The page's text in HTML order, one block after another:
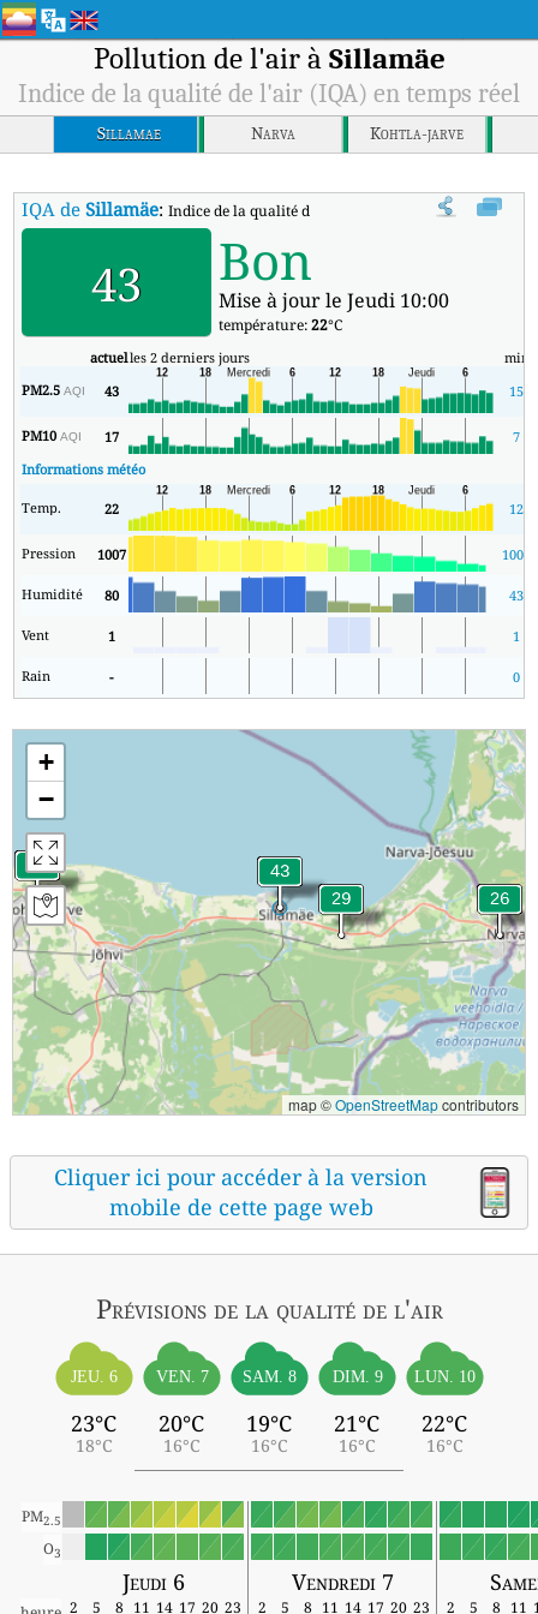
Pollution de l'air à Sillamäe
Indice de la qualité de l'air (IQA) en temps réel
Sillamae Narva Kohtla-jarve
IQA deSillamäe:Indice de la qualité de l'air (IQA) à Sillamäe en temps
43 Bon
Mise à jour le Jeudi 10:00
température:22°C
actuelles 2 derniers jours min
PM2.5AQI 43 15
PM10AQI 17
7
Informations météo
Temp. 22 12
Pression 1007 1007
Humidité 80 43
Vent 1 1
Rain - 0
+
−
map ©OpenStreetMapcontributors
Cliquer ici pour accéder à la version
mobile de cette page web
Prévisionsde la qualité de l'air
JEU. 6
23°C
18°C
VEN. 7
20°C
16°C
SAM. 8
19°C
16°C
DIM. 9
21°C
16°C
LUN. 10
22°C
16°C
PM2.5
O3
Jeudi 6 Vendredi 7
2 5 8 11 14 17 20 23 2 5 8 11 14 17 20 23 2 5 8 11